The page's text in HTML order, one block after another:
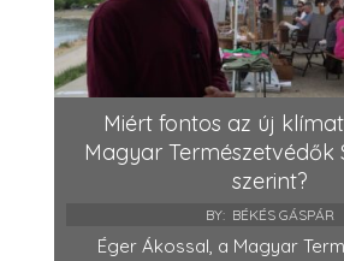
Miért fontos az új
Magyar Természetvédők
szerint?
BY: BÉKÉS GÁSPÁR
Éger Ákossal, a Magyar